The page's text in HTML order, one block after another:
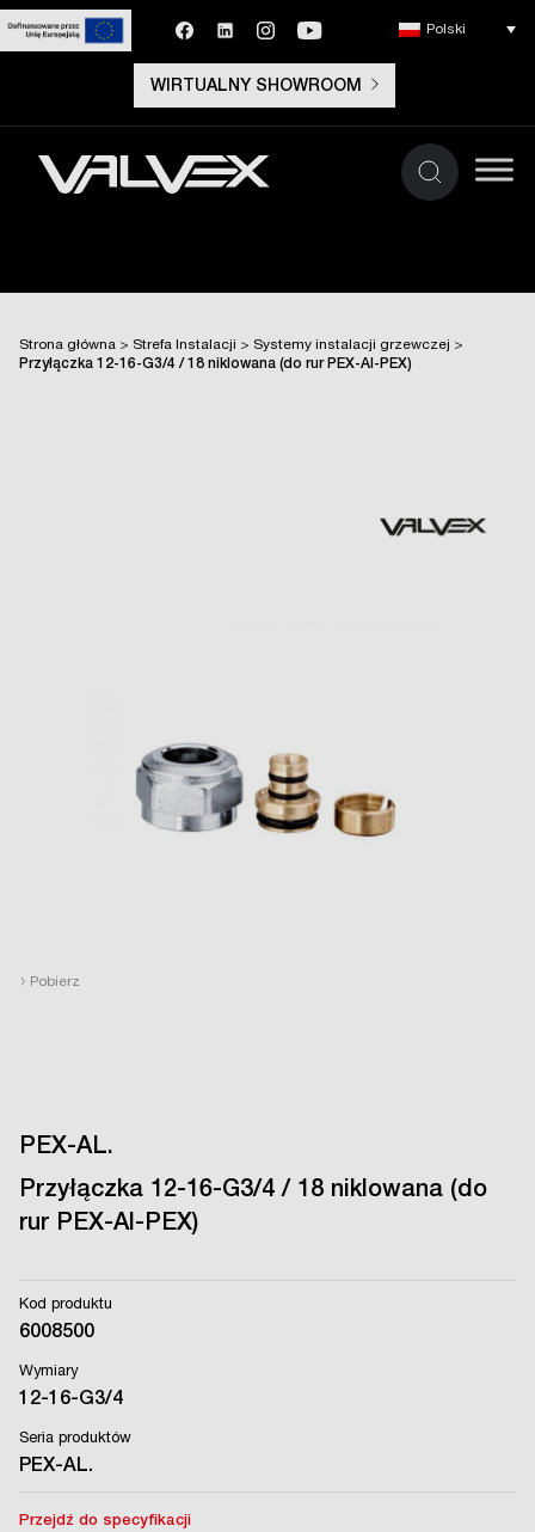
WIRTUALNY SHOWROOM
Polski
Strona główna > Strefa Instalacji > Systemy instalacji grzewczej >
Przyłączka 12-16-G3/4 / 18 niklowana (do rur PEX-Al-PEX)
› Pobierz
PEX-AL.
Przyłączka 12-16-G3/4 / 18 niklowana (do
rur PEX-Al-PEX)
Kod produktu
6008500
Wymiary
12-16-G3/4
Seria produktów
PEX-AL.
Przejdź do specyfikacji